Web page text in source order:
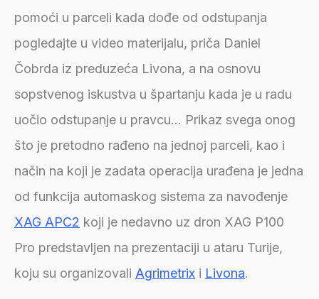
pomoći u parceli kada dođe od odstupanja
pogledajte u video materijalu, priča Daniel
Čobrda iz preduzeća Livona, a na osnovu
sopstvenog iskustva u špartanju kada je u radu
uočio odstupanje u pravcu… Prikaz svega onog
što je pretodno rađeno na jednoj parceli, kao i
način na koji je zadata operacija urađena je jedna
od funkcija automaskog sistema za navođenje
XAG APC2 koji je nedavno uz dron XAG P100
Pro predstavljen na prezentaciji u ataru Turije,
koju su organizovali Agrimetrix i Livona.